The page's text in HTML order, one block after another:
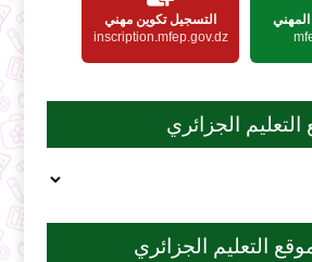
المهني
التسجيل تكوين مهني
inscription.mfep.gov.dz
الجزائري
التعليم الجزائري